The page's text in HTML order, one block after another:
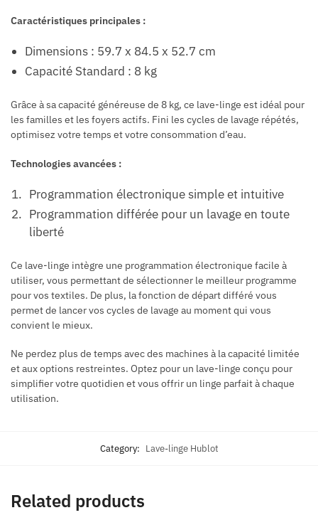
Caractéristiques principales :
Dimensions : 59.7 x 84.5 x 52.7 cm
Capacité Standard : 8 kg
Grâce à sa capacité généreuse de 8 kg, ce lave-linge est idéal pour
les familles et les foyers actifs. Fini les cycles de lavage répétés,
optimisez votre temps et votre consommation d’eau.
Technologies avancées :
Programmation électronique simple et intuitive
Programmation différée pour un lavage en toute
liberté
Ce lave-linge intègre une programmation électronique facile à
utiliser, vous permettant de sélectionner le meilleur programme
pour vos textiles. De plus, la fonction de départ différé vous
permet de lancer vos cycles de lavage au moment qui vous
convient le mieux.
Ne perdez plus de temps avec des machines à la capacité limitée
et aux options restreintes. Optez pour un lave-linge conçu pour
simplifier votre quotidien et vous offrir un linge parfait à chaque
utilisation.
Category: Lave-linge Hublot
Related products